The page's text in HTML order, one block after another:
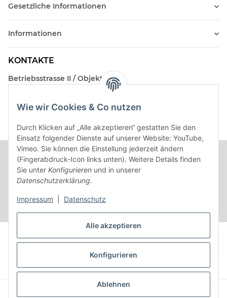
Alle akzeptieren
Konfigurieren
Ablehnen
Wie wir Cookies & Co nutzen
Durch Klicken auf „Alle akzeptieren“ gestatten Sie den
Einsatz folgender Dienste auf unserer Website: YouTube,
Vimeo. Sie können die Einstellung jederzeit ändern
(Fingerabdruck-Icon links unten). Weitere Details finden
Sie unter Konfigurieren und in unserer
Datenschutzerklärung.
Impressum Datenschutz
Gesetzliche Informationen
Informationen
KONTAKTE
Betriebsstrasse II / Objekt 17
Kontakt
Vertrag widerrufen
* Alle Preise inkl. gesetzlicher USt.